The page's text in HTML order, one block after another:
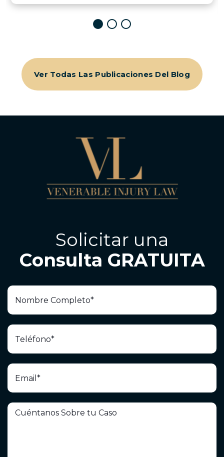
Ver Todas Las Publicaciones Del Blog
Solicitar una
Consulta GRATUITA